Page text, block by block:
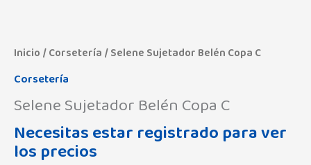
Inicio /Corsetería / Selene Sujetador Belén Copa C
Corsetería
Selene Sujetador Belén Copa C
Necesitas estar registrado para ver
los precios